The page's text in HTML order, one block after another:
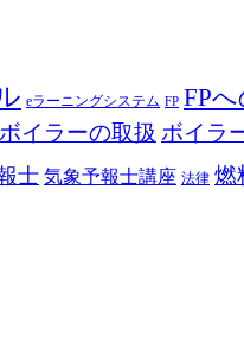
eラーニングシステム FP FP
ボイラーの取扱 ボイラ
士 気象予報士講座 法律 燃